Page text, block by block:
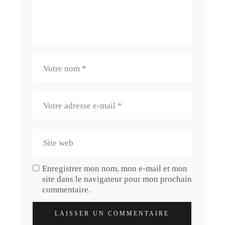
Enregistrer mon nom, mon e-mail et mon
site dans le navigateur pour mon prochain
commentaire.
LAISSER UN COMMENTAIRE